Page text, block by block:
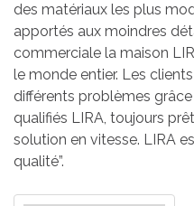
des matériaux les plus
apportés aux moindres
commerciale la maison
le monde entier. Les
différents problèmes
qualifiés LIRA, toujours
solution en vitesse. LIRA
qualité”.